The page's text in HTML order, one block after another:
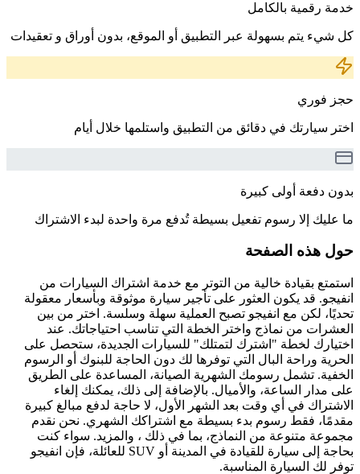
خدمة رقمية بالكامل
كل شيء يتم بسهولة عبر التطبيق أو الموقع، بدون أوراق و تعقيدات
حجز فوري
اختر سيارتك في دقائق من التطبيق واستلمها خلال أيام
بدون دفعة أولى كبيرة
ما عليك إلا رسوم تفعيل بسيطة تُدفع مرة واحدة لبدء الاشتراك
حول هذه الصفحة
استمتع بقيادة خالية من التوتر مع خدمة اشتراك السيارات من
انفيجو. قد يكون العثور على تأجير سيارة موثوقة وبأسعار معقولة
تحديًا، لكن مع انفيجو تصبح العملية سهلة وسلسة. اختر من بين
العشرات من نماذج واختر الخطة التي تناسب احتياجاتك. عند
اختيارك لخطة "اشترك لتمتلك" للسيارات الجديدة، ستحصل على
الحرية وراحة البال التي توفرها لك دون الحاجة للبنوك أو الرسوم
الخفية. تشمل رسومك الشهرية الصيانة، المساعدة على الطريق
على مدار الساعة، والأميال. بالإضافة إلى ذلك، يمكنك إلغاء
الاشتراك في أي وقت بعد الشهر الأول، لا حاجة لدفع مبالغ كبيرة
مقدمًا، فقط رسوم بدء بسيطة مع اشتراكك الشهري. نحن نقدم
مجموعة متنوعة من النماذج، بما في ذلك ، والمزيد. سواء كنت
بحاجة إلى سيارة للقيادة في المدينة أو SUV للعائلة، فإن انفيجو
توفر لك السيارة المناسبة.